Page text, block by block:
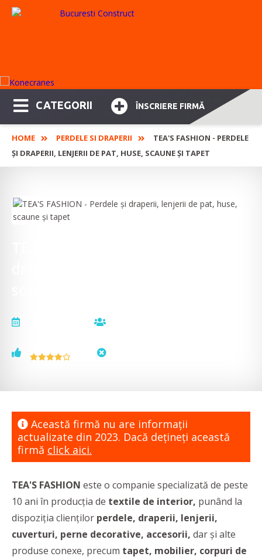
CATEGORII ÎNSCRIERE FIRMĂ
HOME PERDELE SI DRAPERII
TEA'S FASHION - PERDELE
ȘI DRAPERII, LENJERII DE PAT, HUSE, SCAUNE ȘI TAPET
Această firmă nu are informaţii
actualizate din 2023. Dacă dețineți această
firmă click aici.
TEA'S FASHION este o companie specializată de peste
10 ani în producția de textile de interior, punând la
dispoziția clienților perdele, draperii, lenjerii,
cuverturi, perne decorative, accesorii, dar și alte
produse conexe, precum tapet, mobilier, corpuri de